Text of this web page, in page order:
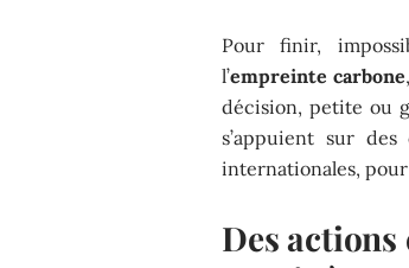
Pour finir,
l’empreinte carbone
décision, petite ou
s’appuient sur
internationales,
Des